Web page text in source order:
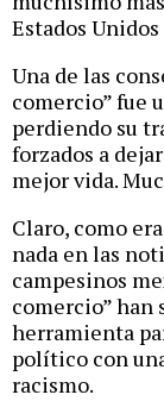
Estados
Una de las
comercio” fue
perdiendo su
forzados a
mejor vida.
Claro, como
nada en las
campesinos
comercio” han
herramienta
político con
racismo.